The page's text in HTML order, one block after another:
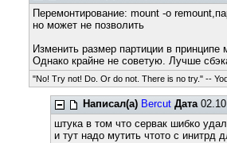
Перемонтирование: mount -o
но может не позволить
Изменить размер партиции в принципе
Однако крайне не советую. Лучше
"No! Try not! Do. Or do not. There is no try." --
Написал(а) Bercut Дата
штука в том что сервак шибко
и тут надо мутить чтото с инитрд